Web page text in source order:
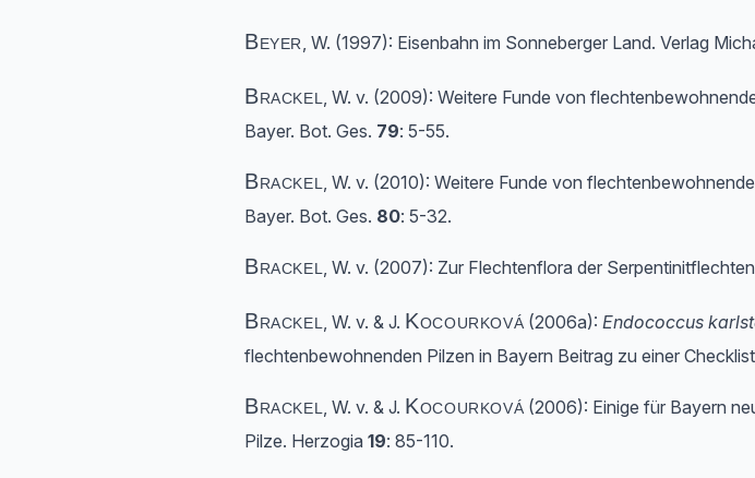
Beyer, W. (1997): Eisenbahn im Sonneberger Land. Verlag
Brackel , W. v. (2009): Weitere Funde von
Bayer. Bot. Ges. 79: 5-55.
Brackel , W. v. (2010): Weitere Funde von
Bayer. Bot. Ges. 80: 5-32.
Brackel , W. v. (2007): Zur Flechtenflora der
Brackel , W. v. & J. Kocourková(2006a):Endococcus
flechtenbewohnenden Pilzen in Bayern Beitrag zu einer
Brackel , W. v. & J. Kocourková(2006): Einige für Bayern
Pilze. Herzogia 19: 85-110.